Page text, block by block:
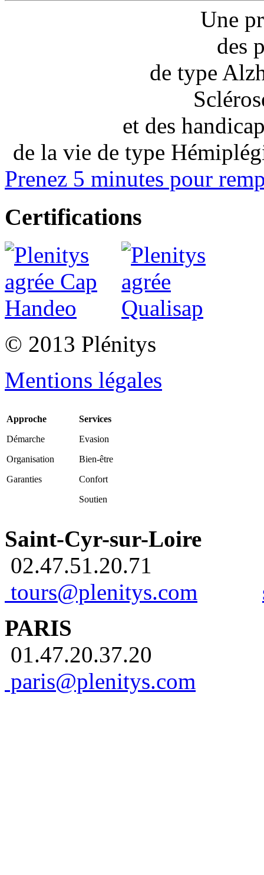
Une
des
de type
et des
de la vie de type
Prenez 5 minutes pour
Certifications
© 2013 Plénitys
Mentions légales
Approche
Démarche
Organisation
Garanties
Services
Evasion
Bien-être
Confort
Soutien
Saint-Cyr-sur-Loire
02.47.51.20.71
tours@plenitys.com
PARIS
01.47.20.37.20
paris@plenitys.com